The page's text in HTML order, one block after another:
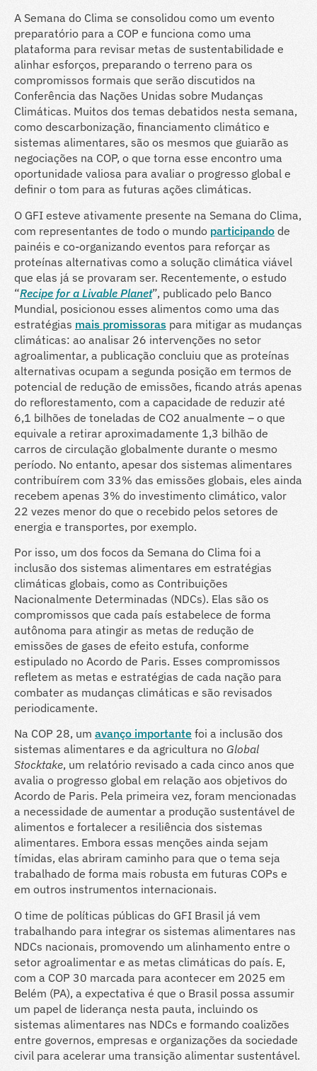
A Semana do Clima se consolidou como um evento
preparatório para a COP e funciona como uma
plataforma para revisar metas de sustentabilidade e
alinhar esforços, preparando o terreno para os
compromissos formais que serão discutidos na
Conferência das Nações Unidas sobre Mudanças
Climáticas. Muitos dos temas debatidos nesta semana,
como descarbonização, financiamento climático e
sistemas alimentares, são os mesmos que guiarão as
negociações na COP, o que torna esse encontro uma
oportunidade valiosa para avaliar o progresso global e
definir o tom para as futuras ações climáticas.
O GFI esteve ativamente presente na Semana do Clima,
com representantes de todo o mundo participando de
painéis e co-organizando eventos para reforçar as
proteínas alternativas como a solução climática viável
que elas já se provaram ser. Recentemente, o estudo
“Recipe for a Livable Planet”, publicado pelo Banco
Mundial, posicionou esses alimentos como uma das
estratégias mais promissoras para mitigar as mudanças
climáticas: ao analisar 26 intervenções no setor
agroalimentar, a publicação concluiu que as proteínas
alternativas ocupam a segunda posição em termos de
potencial de redução de emissões, ficando atrás apenas
do reflorestamento, com a capacidade de reduzir até
6,1 bilhões de toneladas de CO2 anualmente – o que
equivale a retirar aproximadamente 1,3 bilhão de
carros de circulação globalmente durante o mesmo
período. No entanto, apesar dos sistemas alimentares
contribuírem com 33% das emissões globais, eles ainda
recebem apenas 3% do investimento climático, valor
22 vezes menor do que o recebido pelos setores de
energia e transportes, por exemplo.
Por isso, um dos focos da Semana do Clima foi a
inclusão dos sistemas alimentares em estratégias
climáticas globais, como as Contribuições
Nacionalmente Determinadas (NDCs). Elas são os
compromissos que cada país estabelece de forma
autônoma para atingir as metas de redução de
emissões de gases de efeito estufa, conforme
estipulado no Acordo de Paris. Esses compromissos
refletem as metas e estratégias de cada nação para
combater as mudanças climáticas e são revisados
periodicamente.
Na COP 28, um avanço importante foi a inclusão dos
sistemas alimentares e da agricultura no Global
Stocktake, um relatório revisado a cada cinco anos que
avalia o progresso global em relação aos objetivos do
Acordo de Paris. Pela primeira vez, foram mencionadas
a necessidade de aumentar a produção sustentável de
alimentos e fortalecer a resiliência dos sistemas
alimentares. Embora essas menções ainda sejam
tímidas, elas abriram caminho para que o tema seja
trabalhado de forma mais robusta em futuras COPs e
em outros instrumentos internacionais.
O time de políticas públicas do GFI Brasil já vem
trabalhando para integrar os sistemas alimentares nas
NDCs nacionais, promovendo um alinhamento entre o
setor agroalimentar e as metas climáticas do país. E,
com a COP 30 marcada para acontecer em 2025 em
Belém (PA), a expectativa é que o Brasil possa assumir
um papel de liderança nesta pauta, incluindo os
sistemas alimentares nas NDCs e formando coalizões
entre governos, empresas e organizações da sociedade
civil para acelerar uma transição alimentar sustentável.